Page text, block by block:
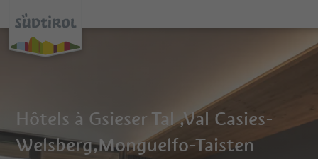
Hôtels à Gsieser Tal ,Val Casies-
Welsberg,Monguelfo-Taisten